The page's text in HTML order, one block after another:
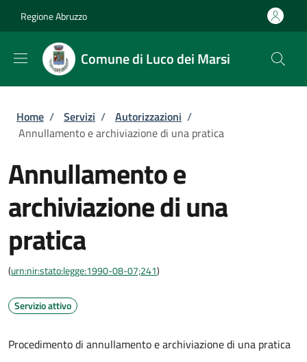
Regione Abruzzo
Comune di Luco dei Marsi
Briciole di pane
Home / Servizi / Autorizzazioni /
Annullamento e archiviazione di una pratica
Annullamento e
archiviazione di una
pratica
(urn:nir:stato:legge:1990-08-07;241)
Servizio attivo
Procedimento di annullamento e archiviazione di una pratica